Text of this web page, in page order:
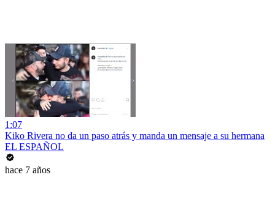
1:07
Kiko Rivera no da un paso atrás y manda un mensaje a su hermana
EL ESPAÑOL
hace 7 años